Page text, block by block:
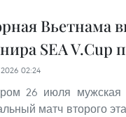
Вьетнама
SEA V.Cup
02:24
26 июля
матч второго